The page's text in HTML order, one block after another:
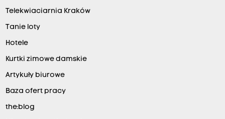
Telekwiaciarnia Kraków
Tanie loty
Hotele
Kurtki zimowe damskie
Artykuły biurowe
Baza ofert pracy
the:blog